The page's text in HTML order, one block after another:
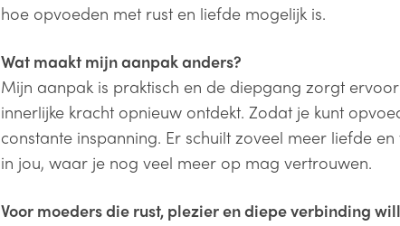
hoe opvoeden met rust en liefde mogelijk is.
Wat maakt mijn aanpak anders?
Mijn aanpak is praktisch en de diepgang zorgt
innerlijke kracht opnieuw ontdekt. Zodat je kunt
constante inspanning. Er schuilt zoveel meer liefde
in jou, waar je nog veel meer op mag vertrouwen.
Voor moeders die rust, plezier en diepe verbinding